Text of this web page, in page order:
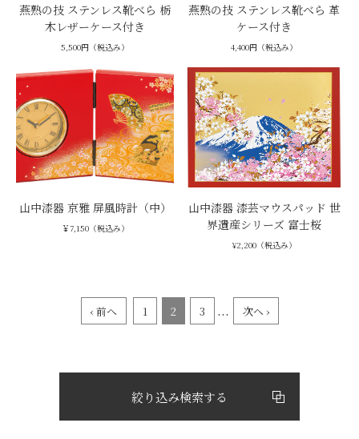
燕熟の技 ステンレス靴べら 栃
木レザーケース付き
5,500円（税込み）
燕熟の技 ステンレス靴べら 革
ケース付き
4,400円（税込み）
山中漆器 京雅 屏風時計（中）
￥7,150（税込み）
山中漆器 漆芸マウスパッド 世
界遺産シリーズ 富士桜
¥2,200（税込み）
‹ 前へ 1 2 3 ... 次へ ›
絞り込み検索する